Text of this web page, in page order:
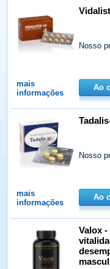
Nosso
mais
informações
Ao
Nosso
mais
informações
Ao
Valox